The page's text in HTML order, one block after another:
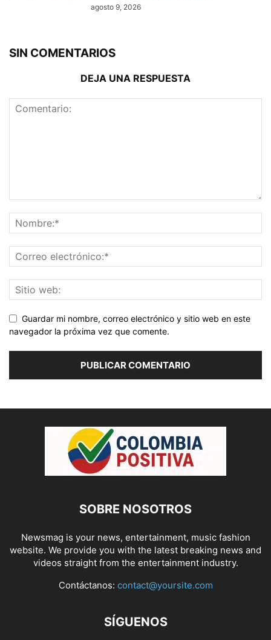
agosto 9, 2026
SIN COMENTARIOS
DEJA UNA RESPUESTA
Guardar mi nombre, correo electrónico y sitio web en este
navegador la próxima vez que comente.
SOBRE NOSOTROS
Newsmag is your news, entertainment, music fashion
website. We provide you with the latest breaking news and
videos straight from the entertainment industry.
Contáctanos: contact@yoursite.com
SÍGUENOS